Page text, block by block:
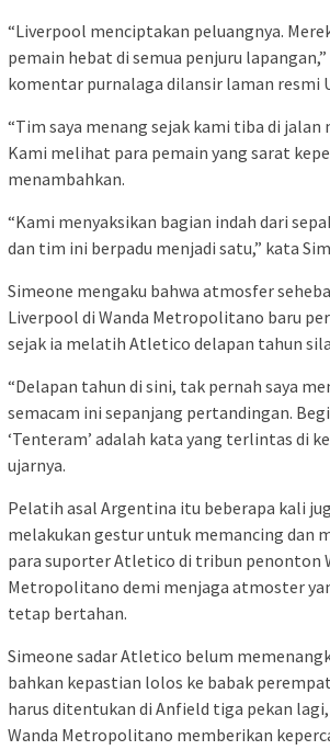
“Liverpool menciptakan peluangnya.
pemain hebat di semua penjuru
komentar purnalaga dilansir laman resmi
“Tim saya menang sejak kami tiba di jalan
Kami melihat para pemain yang sarat
menambahkan.
“Kami menyaksikan bagian indah dari
dan tim ini berpadu menjadi satu,” kata
Simeone mengaku bahwa atmosfer
Liverpool di Wanda Metropolitano baru
sejak ia melatih Atletico delapan tahun
“Delapan tahun di sini, tak pernah saya
semacam ini sepanjang pertandingan.
‘Tenteram’ adalah kata yang terlintas di
ujarnya.
Pelatih asal Argentina itu beberapa kali
melakukan gestur untuk memancing dan
para suporter Atletico di tribun penonton
Metropolitano demi menjaga atmoster
tetap bertahan.
Simeone sadar Atletico belum
bahkan kepastian lolos ke babak
harus ditentukan di Anfield tiga pekan
Wanda Metropolitano memberikan